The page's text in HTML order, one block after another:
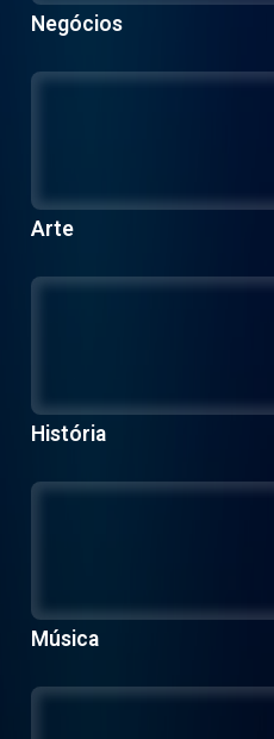
Negócios
Arte
História
Música